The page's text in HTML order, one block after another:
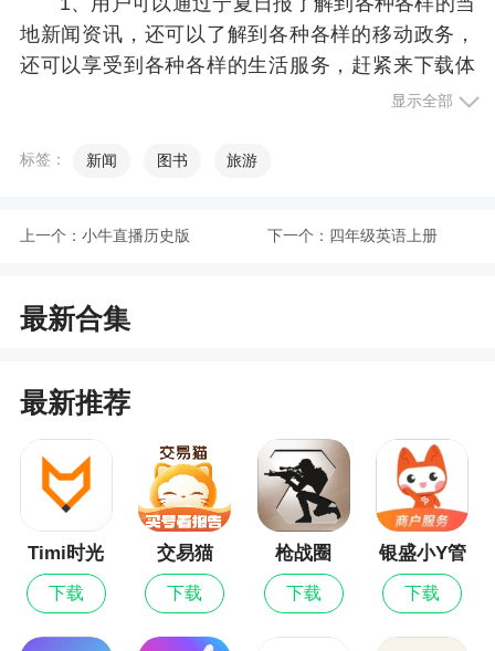
地新闻资讯，还可以了解到各种各样的移动政务，
还可以享受到各种各样的生活服务，赶紧来下载体
新闻资讯，还可以享受到宁夏本地的生活服务
地生活服务应用，以新闻资讯为主体，覆盖实时路
哪个角落，生活的点滴都在指尖掌握
显示全部
标签： 新闻 图书 旅游
上一个： 小牛直播历史版 下一个： 四年级英语上册
最新合集
最新推荐
Timi时光
记账最新
版
下载
交易猫
下载
枪战圈
下载
银盛小Y管
家
下载